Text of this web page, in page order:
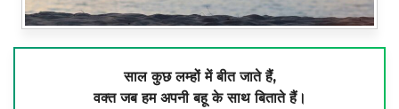
साल कुछ लम्हों में बीत जाते हैं,
वक्त जब हम अपनी बहू के साथ बिताते हैं।